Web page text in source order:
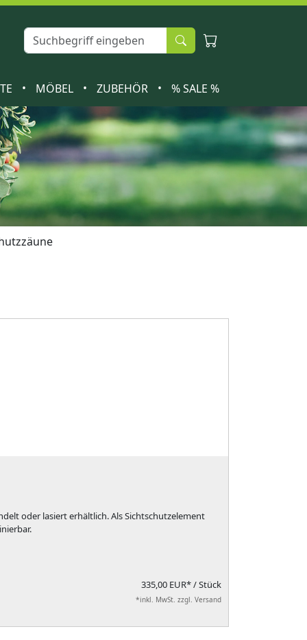
• MÖBEL • ZUBEHÖR • % SALE %
oder lasiert erhältlich. Als Sichtschutzelement
335,00 EUR*/ Stück
*inkl. MwSt. zzgl. Versand